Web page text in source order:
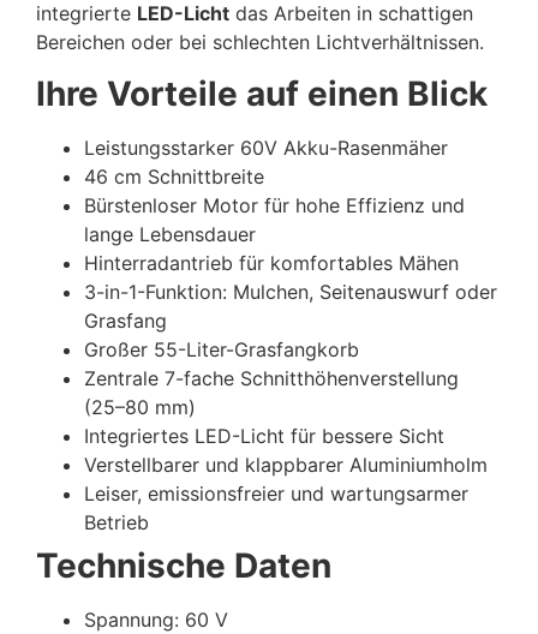
integrierte LED-Licht das Arbeiten in schattigen
Bereichen oder bei schlechten Lichtverhältnissen.
Ihre Vorteile auf einen Blick
Leistungsstarker 60V Akku-Rasenmäher
46 cm Schnittbreite
Bürstenloser Motor für hohe Effizienz und
lange Lebensdauer
Hinterradantrieb für komfortables Mähen
3-in-1-Funktion: Mulchen, Seitenauswurf oder
Grasfang
Großer 55-Liter-Grasfangkorb
Zentrale 7-fache Schnitthöhenverstellung
(25–80 mm)
Integriertes LED-Licht für bessere Sicht
Verstellbarer und klappbarer Aluminiumholm
Leiser, emissionsfreier und wartungsarmer
Betrieb
Technische Daten
Spannung: 60 V